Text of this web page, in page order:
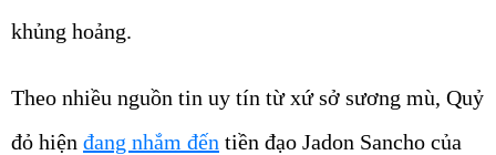
khủng hoảng.
Theo nhiều nguồn tin uy tín từ xứ sở sương mù, Quỷ
đỏ hiện đang nhắm đến tiền đạo Jadon Sancho của